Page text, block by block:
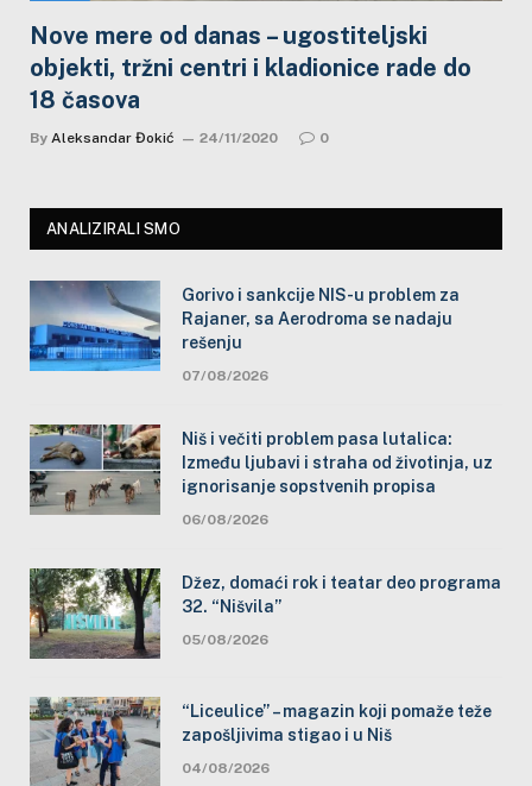
Nove mere od danas – ugostiteljski
objekti, tržni centri i kladionice rade do
18 časova
By Aleksandar Đokić 24/11/2020 0
ANALIZIRALI SMO
Gorivo i sankcije NIS-u problem za
Rajaner, sa Aerodroma se nadaju
rešenju
07/08/2026
Niš i večiti problem pasa lutalica:
Između ljubavi i straha od životinja, uz
ignorisanje sopstvenih propisa
06/08/2026
Džez, domaći rok i teatar deo programa
32. “Nišvila”
05/08/2026
“Liceulice” – magazin koji pomaže teže
zapošljivima stigao i u Niš
04/08/2026